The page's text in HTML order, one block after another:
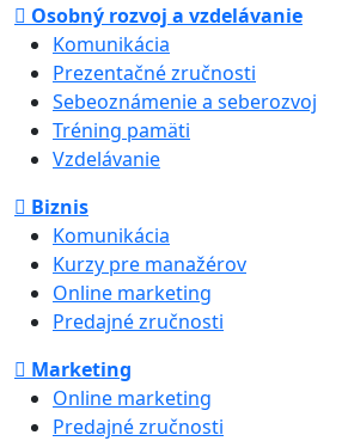
Osobný rozvoj a vzdelávanie
Komunikácia
Prezentačné zručnosti
Sebeoznámenie a seberozvoj
Tréning pamäti
Vzdelávanie
Biznis
Komunikácia
Kurzy pre manažérov
Online marketing
Predajné zručnosti
Marketing
Online marketing
Predajné zručnosti